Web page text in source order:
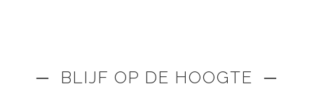
─ BLIJF OP DE HOOGTE ─